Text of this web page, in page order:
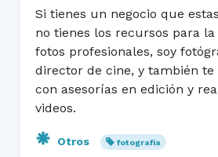
Si tienes un negocio que
no tienes los recursos para
fotos profesionales, soy
director de cine, y también
con asesorías en edición y
videos.
Otros fotografía